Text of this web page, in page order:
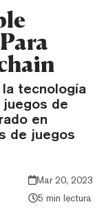
la tecnología
juegos de
en
de juegos
Mar 20, 2023
5 min lectura